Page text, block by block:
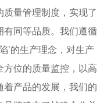
量管理制度，实现了
有同等品质。我们遵循
’的生产理念，对生产
位的质量监控，以高
产品的发展，我们的